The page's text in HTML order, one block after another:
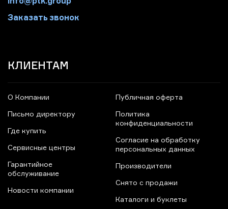
Заказать звонок
КЛИЕНТАМ
О Компании
Письмо директору
Где купить
Сервисные центры
Гарантийное
обслуживание
Новости компании
Публичная оферта
Политика
конфиденциальности
Согласие на обработку
персональных данных
Производители
Снято с продажи
Каталоги и буклеты